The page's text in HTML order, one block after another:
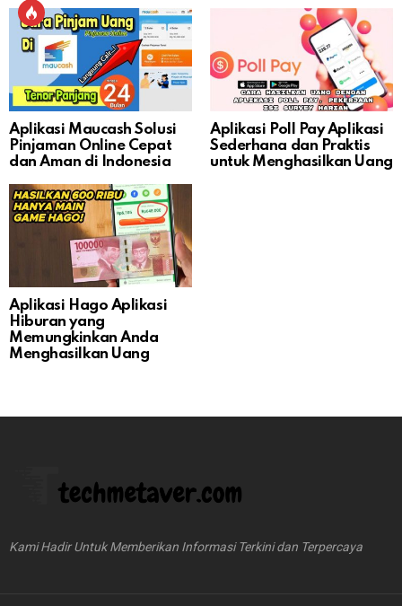
Aplikasi Maucash Solusi
Pinjaman Online Cepat
dan Aman di Indonesia
Aplikasi Poll Pay Aplikasi
Sederhana dan Praktis
untuk Menghasilkan Uang
Aplikasi Hago Aplikasi
Hiburan yang
Memungkinkan Anda
Menghasilkan Uang
Kami Hadir Untuk Memberikan Informasi Terkini dan Terpercaya